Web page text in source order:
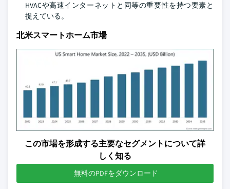
HVACや高速インターネットと同等の重要性を持つ要素と
捉えている。
北米スマートホーム市場
この市場を形成する主要なセグメントについて詳
しく知る
無料のPDFをダウンロード